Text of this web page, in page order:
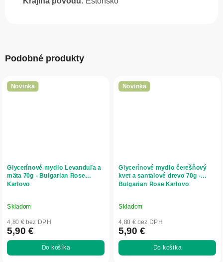
Podobné produkty
Novinka
Glycerínové mydlo Levanduľa a
mäta 70g - Bulgarian Rose
Karlovo
Skladom
4,80 € bez DPH
5,90 €
Do košíka
Novinka
Glycerínové mydlo čerešňový
kvet a santalové drevo 70g -
Bulgarian Rose Karlovo
Skladom
4,80 € bez DPH
5,90 €
Do košíka